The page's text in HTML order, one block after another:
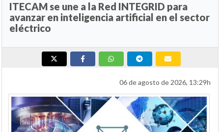
ITECAM se une a la Red INTEGRID para
avanzar en inteligencia artificial en el sector
eléctrico
06 de agosto de 2026, 13:29h